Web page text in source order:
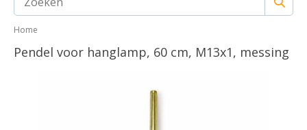
Home
Pendel voor hanglamp, 60 cm, M13x1, messing